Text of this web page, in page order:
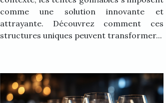
comme une solution innovante et
attrayante. Découvrez comment ces
structures uniques peuvent transformer...